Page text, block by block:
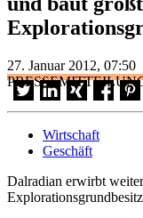
27. Januar 2012, 07:50
Wirtschaft
Geschäft
Dalradian erwirbt